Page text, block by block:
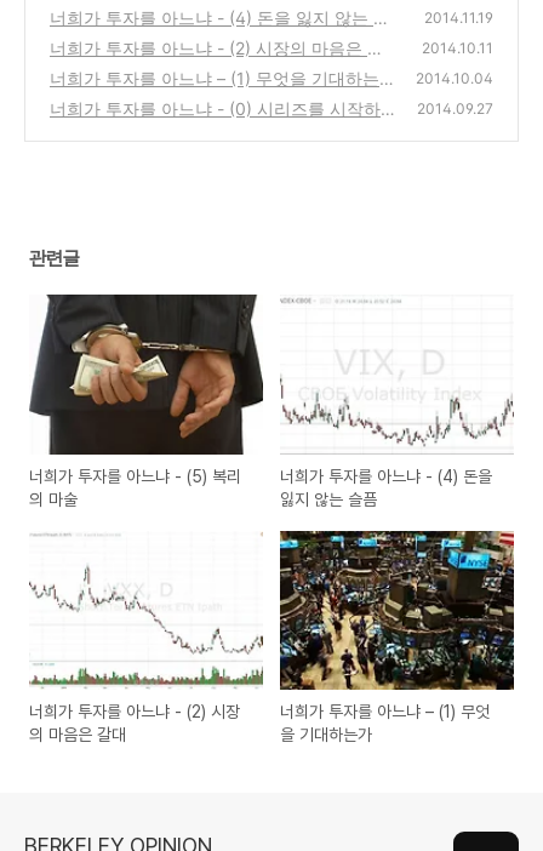
너희가 투자를 아느냐 - (4) 돈을 잃지 않는 슬
픔
(1)
2014.11.19
너희가 투자를 아느냐 - (2) 시장의 마음은 갈
대
(4)
2014.10.11
너희가 투자를 아느냐 – (1) 무엇을 기대하는가
(0)
2014.10.04
너희가 투자를 아느냐 - (0) 시리즈를 시작하
2014.09.27
관련글
너희가 투자를 아느냐 - (5) 복리
의 마술
너희가 투자를 아느냐 - (4) 돈을
잃지 않는 슬픔
너희가 투자를 아느냐 - (2) 시장
의 마음은 갈대
너희가 투자를 아느냐 – (1) 무엇
을 기대하는가
BERKELEY OPINION